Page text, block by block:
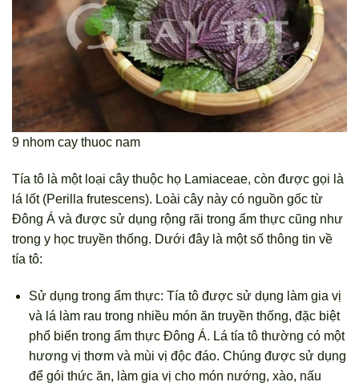
9 nhom cay thuoc nam
Tía tô là một loại cây thuộc họ Lamiaceae, còn được gọi là
lá lốt (Perilla frutescens). Loài cây này có nguồn gốc từ
Đông Á và được sử dụng rộng rãi trong ẩm thực cũng như
trong y học truyền thống. Dưới đây là một số thông tin về
tía tô:
Sử dụng trong ẩm thực: Tía tô được sử dụng làm gia vị
và lá làm rau trong nhiều món ăn truyền thống, đặc biệt
phổ biến trong ẩm thực Đông Á. Lá tía tô thường có một
hương vị thơm và mùi vị độc đáo. Chúng được sử dụng
để gói thức ăn, làm gia vị cho món nướng, xào, nấu